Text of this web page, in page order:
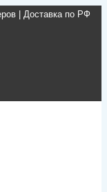
| Доставка по РФ